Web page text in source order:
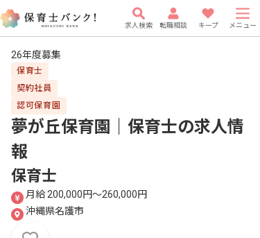
求人検索 転職相談 キープ メニュー
26年度募集
保育士
契約社員
認可保育園
夢が丘保育園｜保育士の求人情
報
保育士
月給 200,000円〜260,000円
沖縄県名護市